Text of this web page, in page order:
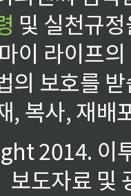
및 실천규
이 라이프
의 보호를
, 복사, 재배
2014. 이
보도자료